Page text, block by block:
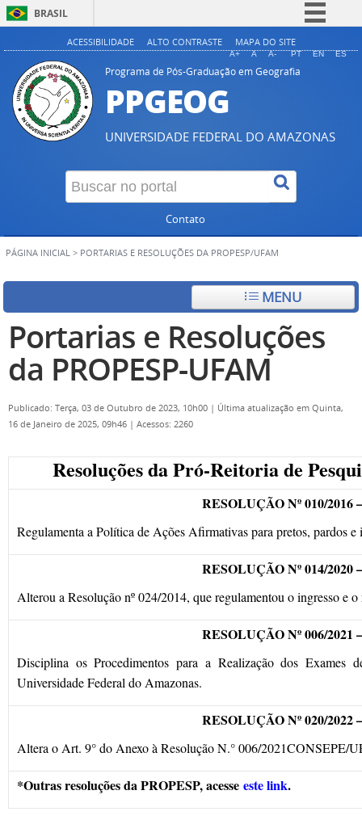
BRASIL
Simplifique!
Comunica BR
Acesso à informação
Legislação
Canais
ACESSIBILIDADE ALTO CONTRASTE MAPA DO SITE
A+ A A- PT EN ES
Programa de Pós-Graduação em Geografia
PPGEOG
UNIVERSIDADE FEDERAL DO AMAZONAS
Contato
PÁGINA INICIAL > PORTARIAS E RESOLUÇÕES DA PROPESP/UFAM
MENU
Portarias e Resoluções
da PROPESP-UFAM
Publicado: Terça, 03 de Outubro de 2023, 10h00 | Última atualização em Quinta,
16 de Janeiro de 2025, 09h46 | Acessos: 2260
Resoluções da Pró-Reitoria de
RESOLUÇÃO Nº 010/2016
Regulamenta a Política de Ações Afirmativas para pretos, pardos
RESOLUÇÃO Nº 014/2020
Alterou a Resolução nº 024/2014, que regulamentou o ingresso e
RESOLUÇÃO Nº 006/2021
Disciplina os Procedimentos para a Realização dos Exames
Universidade Federal do Amazonas.
RESOLUÇÃO Nº 020/2022
Altera o Art. 9° do Anexo à Resolução N.° 006/2021CONSEPE/
*Outras resoluções da PROPESP, acesse este link.